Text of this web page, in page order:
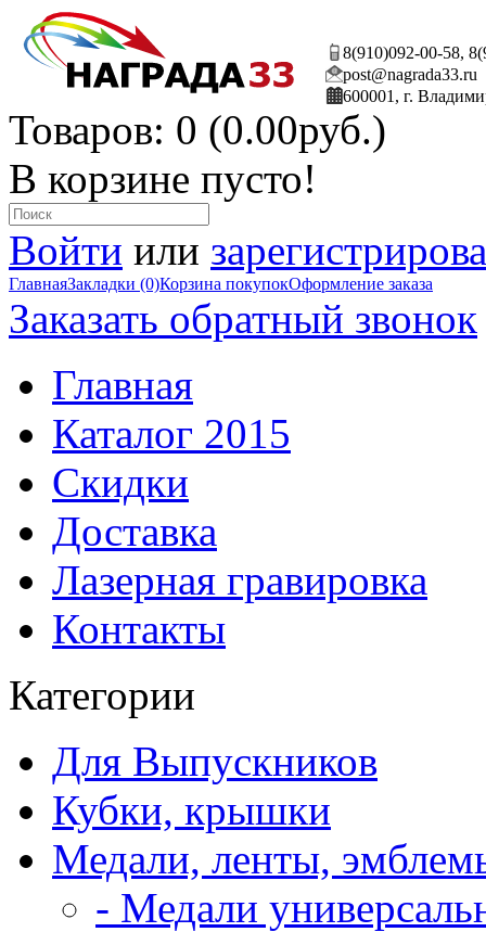
8(910)092-00-58,
post@nagrada33.ru
600001, г.
Товаров: 0 (0.00руб.)
В корзине пусто!
Войти или
ГлавнаяЗакладки (0)Корзина покупокОформление заказа
Заказать обратный звонок
Главная
Каталог 2015
Скидки
Доставка
Лазерная гравировка
Контакты
Категории
Для Выпускников
Кубки, крышки
Медали, ленты,
- Медали